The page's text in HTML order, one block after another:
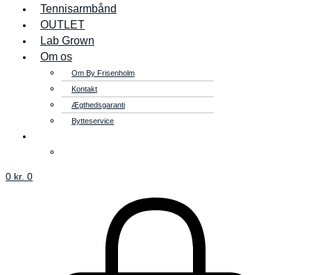
Tennisarmbånd
OUTLET
Lab Grown
Om os
Om By Frisenholm
Kontakt
Ægthedsgaranti
Bytteservice
0 kr. 0